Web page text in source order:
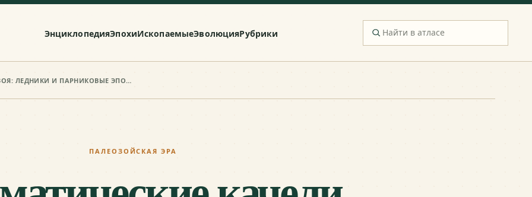
ЭнциклопедияЭпохиИскопаемыеЭволюцияРубрики
КЛИМАТИЧЕСКИЕ КАЧЕЛИ ПАЛЕОЗОЯ: ЛЕДНИКИ И ПАРНИКОВЫЕ ЭПОХИ
ПАЛЕОЗОЙСКАЯ ЭРА